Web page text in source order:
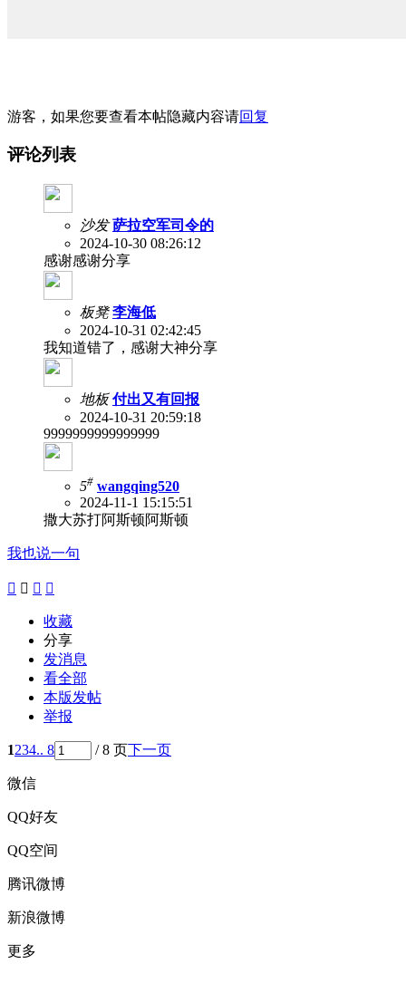
游客，如果您要查看本帖隐藏内容请回复
评论列表
沙发 萨拉空军司令的
2024-10-30 08:26:12
感谢感谢分享
板凳 李海低
2024-10-31 02:42:45
我知道错了，感谢大神分享
地板 付出又有回报
2024-10-31 20:59:18
9999999999999999
5# wangqing520
2024-11-1 15:15:51
撒大苏打阿斯顿阿斯顿
我也说一句
   
收藏
分享
发消息
看全部
本版发帖
举报
1234.. 8 / 8 页下一页
微信
QQ好友
QQ空间
腾讯微博
新浪微博
更多